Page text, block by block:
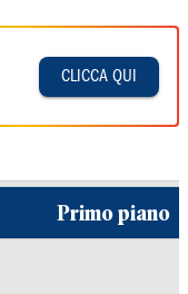
CLICCA QUI
Primo piano